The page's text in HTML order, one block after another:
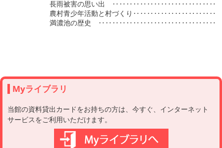
長雨被害の思い出　‥‥‥‥‥‥‥‥‥‥‥‥‥‥‥‥‥‥‥‥
農村青少年活動と村づくり
満濃池の歴史　‥‥‥‥‥‥‥‥‥‥‥‥‥‥‥‥‥‥‥‥‥‥
Myライブラリ
当館の資料貸出カードをお持ちの方は、今すぐ、インターネット
サービスをご利用いただけます。